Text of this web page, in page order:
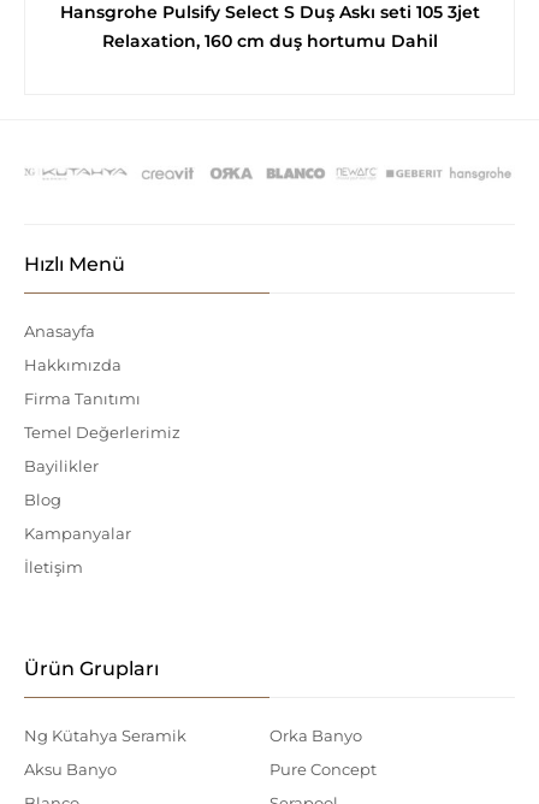
Hansgrohe Pulsify Select S Duş Askı seti 105 3jet
Relaxation, 160 cm duş hortumu Dahil
Hızlı Menü
Anasayfa
Hakkımızda
Firma Tanıtımı
Temel Değerlerimiz
Bayilikler
Blog
Kampanyalar
İletişim
Ürün Grupları
Ng Kütahya Seramik
Aksu Banyo
Orka Banyo
Pure Concept